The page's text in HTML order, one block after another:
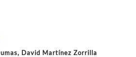
David Martínez Zorrilla